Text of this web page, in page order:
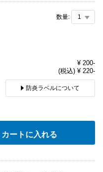
数量:
¥ 200-
(税込) ¥ 220-
防炎ラベルについて
カートに入れる